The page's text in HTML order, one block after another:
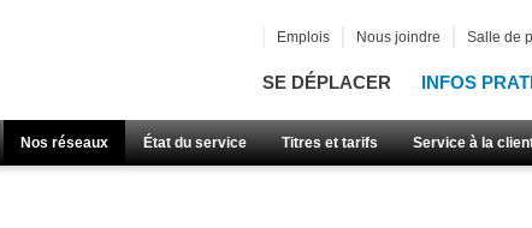
SE DÉPLACER INFOS
Nos réseaux État du service Titres et tarifs Service à la
Emplois Nous joindre Salle de